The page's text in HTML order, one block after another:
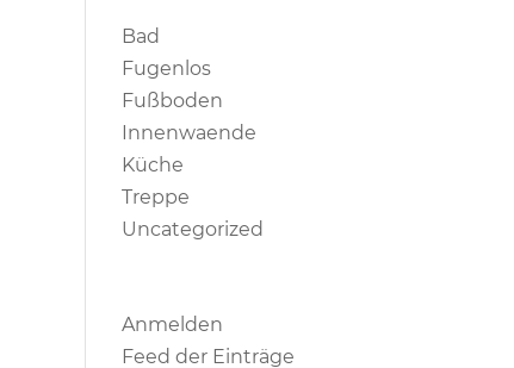
Bad
Fugenlos
Fußboden
Innenwaende
Küche
Treppe
Uncategorized
Anmelden
Feed der Einträge